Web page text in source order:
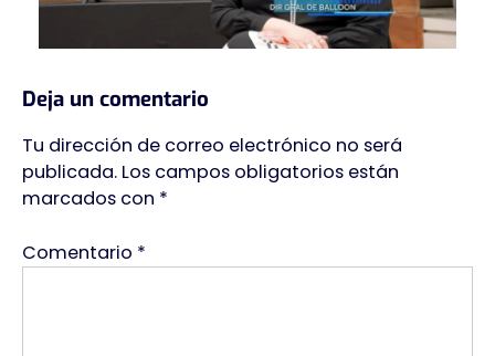
Deja un comentario
Tu dirección de correo electrónico no será
publicada. Los campos obligatorios están
marcados con *
Comentario *